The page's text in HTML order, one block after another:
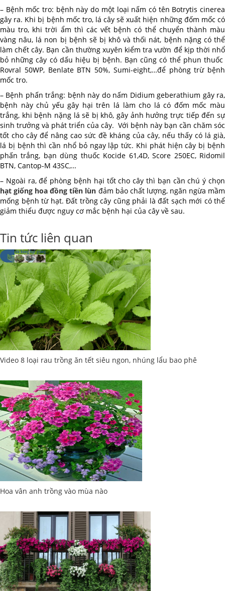
– Bệnh mốc tro: bệnh này do một loại nấm có tên Botrytis cinerea
gây ra. Khi bị bệnh mốc tro, lá cây sẽ xuất hiện những đốm mốc có
màu tro, khi trời ẩm thì các vết bệnh có thể chuyển thành màu
vàng nâu, lá non bị bệnh sẽ bị khô và thối nát, bệnh nặng có thể
làm chết cây. Bạn cần thường xuyên kiểm tra vườn để kịp thời nhổ
bỏ những cây có dấu hiệu bị bệnh. Bạn cũng có thể phun thuốc
Rovral 50WP, Benlate BTN 50%, Sumi-eight,…để phòng trừ bệnh
mốc tro.
– Bệnh phấn trắng: bệnh này do nấm Didium geberathium gây ra,
bệnh này chủ yếu gây hại trên lá làm cho lá có đốm mốc màu
trắng, khi bệnh nặng lá sẽ bị khô, gây ảnh hưởng trực tiếp đến sự
sinh trưởng và phát triển của cây. Với bệnh này bạn cần chăm sóc
tốt cho cây để nâng cao sức đề kháng của cây, nếu thấy có lá già,
lá bị bệnh thì cần nhổ bỏ ngay lập tức. Khi phát hiện cây bị bệnh
phấn trắng, bạn dùng thuốc Kocide 61,4D, Score 250EC, Ridomil
BTN, Cantop-M 43SC,…
– Ngoài ra, để phòng bệnh hại tốt cho cây thì bạn cần chú ý chọn
hạt giống hoa đồng tiền lùn đảm bảo chất lượng, ngăn ngừa mầm
mống bệnh từ hạt. Đất trồng cây cũng phải là đất sạch mới có thể
giảm thiểu được nguy cơ mắc bệnh hại của cây về sau.
Tin tức liên quan
Video 8 loại rau trồng ăn tết siêu ngon, nhúng lẩu bao phê
Hoa vân anh trồng vào mùa nào